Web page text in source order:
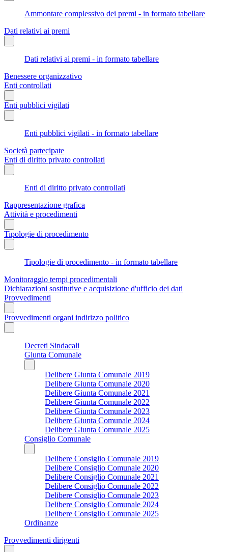
Ammontare complessivo dei premi - in formato tabellare
Dati relativi ai premi
Dati relativi ai premi - in formato tabellare
Benessere organizzativo
Enti controllati
Enti pubblici vigilati
Enti pubblici vigilati - in formato tabellare
Società partecipate
Enti di diritto privato controllati
Enti di diritto privato controllati
Rappresentazione grafica
Attività e procedimenti
Tipologie di procedimento
Tipologie di procedimento - in formato tabellare
Monitoraggio tempi procedimentali
Dichiarazioni sostitutive e acquisizione d'ufficio dei dati
Provvedimenti
Provvedimenti organi indirizzo politico
Decreti Sindacali
Giunta Comunale
Delibere Giunta Comunale 2019
Delibere Giunta Comunale 2020
Delibere Giunta Comunale 2021
Delibere Giunta Comunale 2022
Delibere Giunta Comunale 2023
Delibere Giunta Comunale 2024
Delibere Giunta Comunale 2025
Consiglio Comunale
Delibere Consiglio Comunale 2019
Delibere Consiglio Comunale 2020
Delibere Consiglio Comunale 2021
Delibere Consiglio Comunale 2022
Delibere Consiglio Comunale 2023
Delibere Consiglio Comunale 2024
Delibere Consiglio Comunale 2025
Ordinanze
Provvedimenti dirigenti